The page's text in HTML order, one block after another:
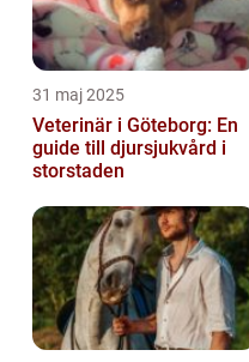
31 maj 2025
Veterinär i Göteborg: En
guide till djursjukvård i
storstaden